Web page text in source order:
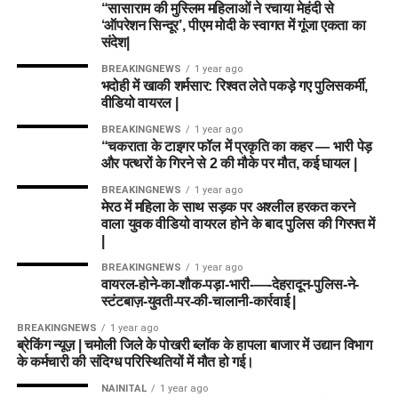
“सासाराम की मुस्लिम महिलाओं ने रचाया मेहंदी से
‘ऑपरेशन सिन्दूर’, पीएम मोदी के स्वागत में गूंजा एकता का
संदेश|
BREAKINGNEWS 1 year ago
भदोही में खाकी शर्मसार: रिश्वत लेते पकड़े गए पुलिसकर्मी,
वीडियो वायरल |
BREAKINGNEWS 1 year ago
“चकराता के टाइगर फॉल में प्रकृति का कहर — भारी पेड़
और पत्थरों के गिरने से 2 की मौके पर मौत, कई घायल |
BREAKINGNEWS 1 year ago
मेरठ में महिला के साथ सड़क पर अश्लील हरकत करने
वाला युवक वीडियो वायरल होने के बाद पुलिस की गिरफ्त में
BREAKINGNEWS 1 year ago
वायरल-होने-का-शौक-पड़ा-भारी-—-देहरादून-पुलिस-ने-
स्टंटबाज़-युवती-पर-की-चालानी-कार्रवाई |
BREAKINGNEWS 1 year ago
ब्रेकिंग न्यूज़ | चमोली जिले के पोखरी ब्लॉक के हापला बाजार में उद्यान विभाग
के कर्मचारी की संदिग्ध परिस्थितियों में मौत हो गई।
NAINITAL 1 year ago